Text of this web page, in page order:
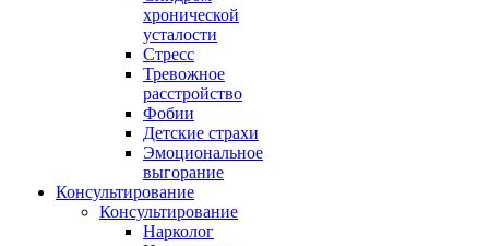
хронической
усталости
Стресс
Тревожное
расстройство
Фобии
Детские страхи
Эмоциональное
выгорание
Консультирование
Консультирование
Нарколог